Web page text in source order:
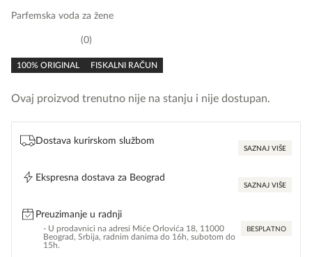
Parfemska voda za žene
rating
0
100% ORIGINAL FISKALNI RAČUN
Ovaj proizvod trenutno nije na stanju i nije dostupan.
Dostava kurirskom službom
SAZNAJ VIŠE
Ekspresna dostava za Beograd
SAZNAJ VIŠE
Preuzimanje u radnji
- U prodavnici na adresi Miće Orlovića 18, 11000
Beograd, Srbija, radnim danima do 16h, subotom do
15h.
BESPLATNO